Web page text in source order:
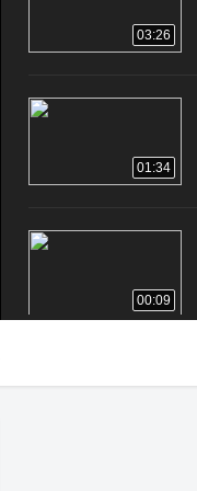
03:26
01:34
00:09